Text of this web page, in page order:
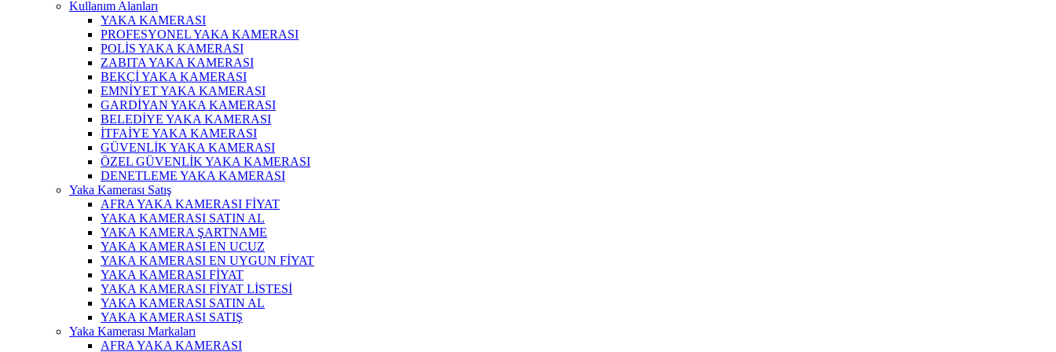
Kullanım Alanları
YAKA KAMERASI
PROFESYONEL YAKA KAMERASI
POLİS YAKA KAMERASI
ZABITA YAKA KAMERASI
BEKÇİ YAKA KAMERASI
EMNİYET YAKA KAMERASI
GARDİYAN YAKA KAMERASI
BELEDİYE YAKA KAMERASI
İTFAİYE YAKA KAMERASI
GÜVENLİK YAKA KAMERASI
ÖZEL GÜVENLİK YAKA KAMERASI
DENETLEME YAKA KAMERASI
Yaka Kamerası Satış
AFRA YAKA KAMERASI FİYAT
YAKA KAMERASI SATIN AL
YAKA KAMERA ŞARTNAME
YAKA KAMERASI EN UCUZ
YAKA KAMERASI EN UYGUN FİYAT
YAKA KAMERASI FİYAT
YAKA KAMERASI FİYAT LİSTESİ
YAKA KAMERASI SATIN AL
YAKA KAMERASI SATIŞ
Yaka Kamerası Markaları
AFRA YAKA KAMERASI